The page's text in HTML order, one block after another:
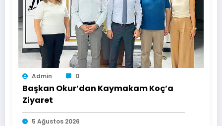
Admin 0
Başkan Okur’dan Kaymakam Koç’a
Ziyaret
5 Ağustos 2026